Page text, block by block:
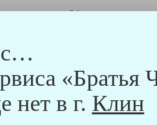
«Братья
нет в г. Клин
городе понашей франшизе
обученные клинеры - русские девушки, в
аттестацию в нашем обучающем центре, а
логотипом компании "Братья Чистовы".
технических и химический средств,